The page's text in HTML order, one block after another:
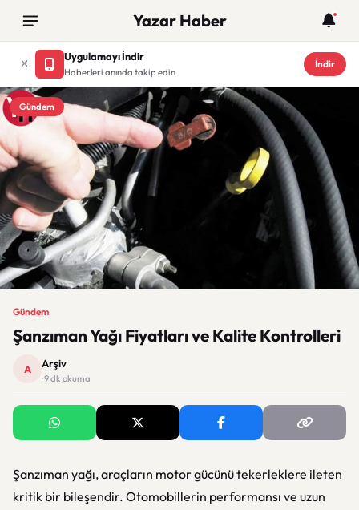
Yazar Haber
Uygulamayı İndir
Haberleri anında takip edin
İndir
Gündem
Gündem
Şanzıman Yağı Fiyatları ve Kalite Kontrolleri
A Arşiv
· 9 dk okuma
Şanzıman yağı, araçların motor gücünü tekerleklere ileten
kritik bir bileşendir. Otomobillerin performansı ve uzun